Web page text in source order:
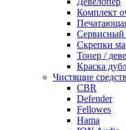
Комплект
Сервисный
Скрепки
Тонер /
Краска
Чистящие
CBR
Defender
Fellowes
Hama